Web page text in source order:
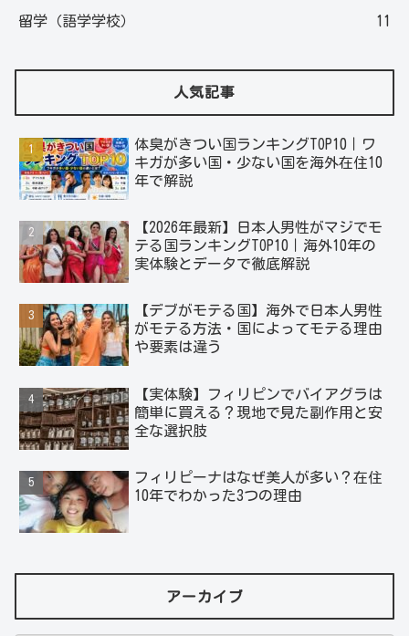
留学（語学学校） 11
人気記事
体臭がきつい国ランキングTOP10｜ワ
キガが多い国・少ない国を海外在住10
年で解説
【2026年最新】日本人男性がマジでモ
テる国ランキングTOP10｜海外10年の
実体験とデータで徹底解説
【デブがモテる国】海外で日本人男性
がモテる方法・国によってモテる理由
や要素は違う
【実体験】フィリピンでバイアグラは
簡単に買える？現地で見た副作用と安
全な選択肢
フィリピーナはなぜ美人が多い？在住
10年でわかった3つの理由
アーカイブ